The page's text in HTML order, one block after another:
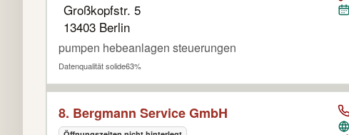
Großkopfstr. 5
13403 Berlin
pumpen hebeanlagen steuerungen
Datenqualität solide63%
8. Bergmann Service GmbH